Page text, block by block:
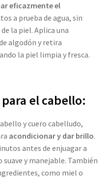
eficazmente el
a prueba de agua, sin
la piel. Aplica una
algodón y retira
la piel limpia y fresca.
el cabello:
y cuero cabelludo,
acondicionar y dar brillo.
antes de enjuagar a
y manejable. También
como miel o